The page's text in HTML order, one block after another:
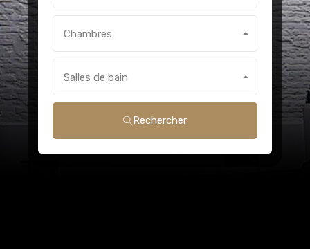
Chambres
Salles de bain
Rechercher